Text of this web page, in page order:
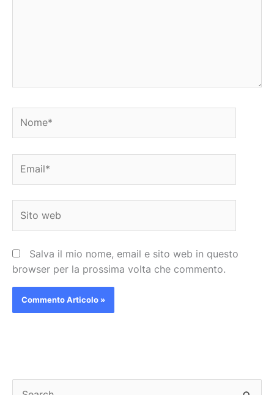
web
Salva il mio nome, email e sito web in questo
browser per la prossima volta che commento.